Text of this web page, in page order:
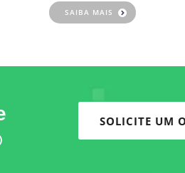
SAIBA MAIS
SOLICITE UM